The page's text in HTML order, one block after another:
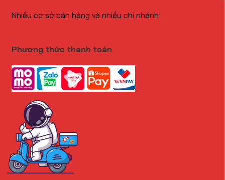
Nhiều cơ sở bán hàng và nhiều chi nhánh
Phương thức thanh toán